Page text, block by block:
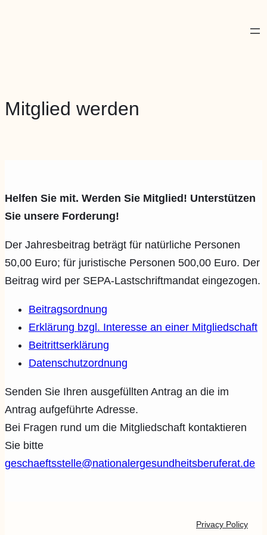
Mitglied werden
Helfen Sie mit. Werden Sie Mitglied! Unterstützen
Sie unsere Forderung!
Der Jahresbeitrag beträgt für natürliche Personen
50,00 Euro; für juristische Personen 500,00 Euro. Der
Beitrag wird per SEPA-Lastschriftmandat eingezogen.
Beitragsordnung
Erklärung bzgl. Interesse an einer Mitgliedschaft
Beitrittserklärung
Datenschutzordnung
Senden Sie Ihren ausgefüllten Antrag an die im
Antrag aufgeführte Adresse.
Bei Fragen rund um die Mitgliedschaft kontaktieren
Sie bitte
geschaeftsstelle@nationalergesundheitsberuferat.de
Privacy Policy